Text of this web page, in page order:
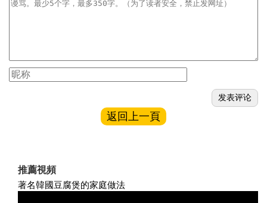
返回上一頁
推薦視頻
著名韓國豆腐煲的家庭做法